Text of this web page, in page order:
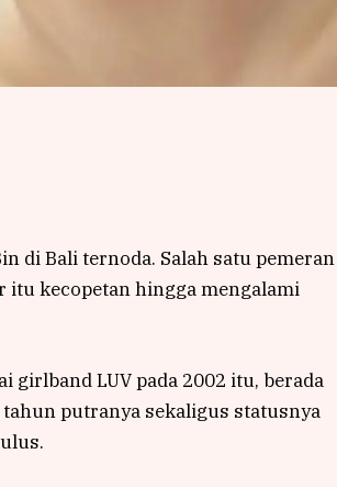
di Bali ternoda. Salah satu pemeran
itu kecopetan hingga mengalami
girlband LUV pada 2002 itu, berada
putranya sekaligus statusnya